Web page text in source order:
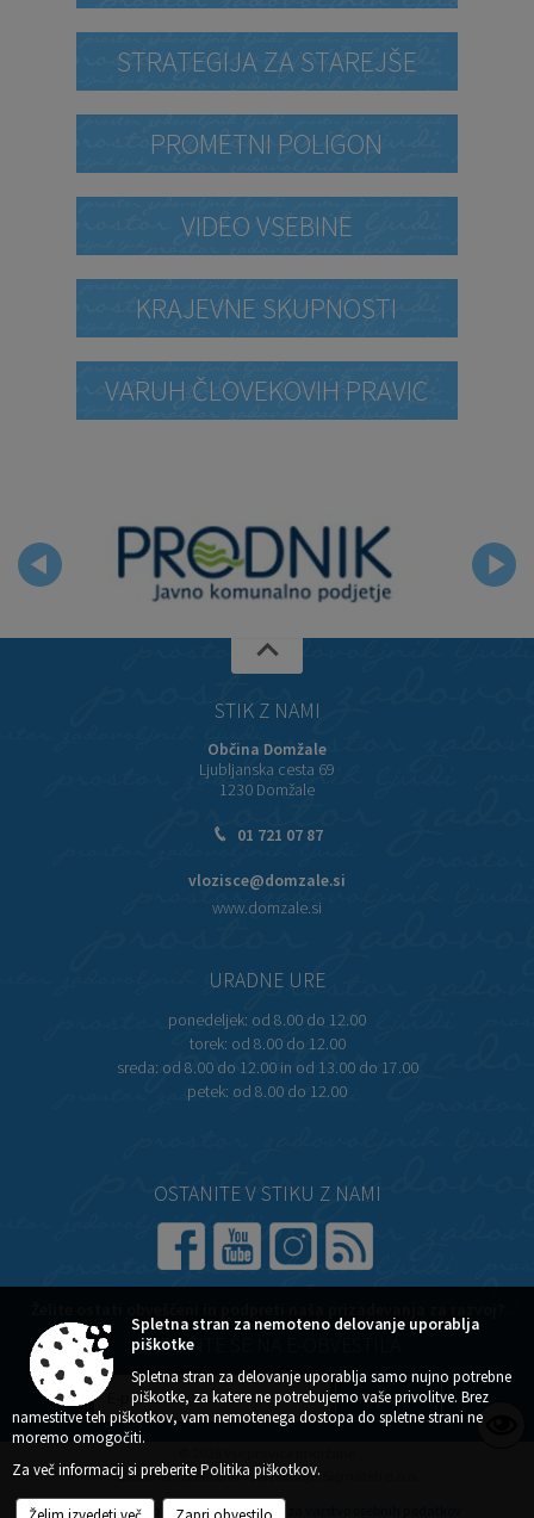
STRATEGIJA ZA STAREJŠE
PROMETNI POLIGON
VIDEO VSEBINE
KRAJEVNE SKUPNOSTI
VARUH ČLOVEKOVIH PRAVIC
STIK Z NAMI
Občina Domžale
Ljubljanska cesta 69
1230 Domžale
01 721 07 87
vlozisce@domzale.si
www.domzale.si
URADNE URE
ponedeljek: od 8.00 do 12.00
torek: od 8.00 do 12.00
sreda: od 8.00 do 12.00 in od 13.00 do 17.00
petek: od 8.00 do 12.00
OSTANITE V STIKU Z NAMI
Želite ostati obveščeni in podpreti naša prizadevanja za razvoj?
NAROČITE SE NA E-OBVESTILA
Zasnova, izvedba in vzdrževanje: Sigmateh d.o.o.
Spletna stran za nemoteno delovanje uporablja
piškotke
Spletna stran za delovanje uporablja samo nujno potrebne
piškotke, za katere ne potrebujemo vaše privolitve. Brez
namestitve teh piškotkov, vam nemotenega dostopa do spletne strani ne
moremo omogočiti.
Za več informacij si preberitePolitika piškotkov.